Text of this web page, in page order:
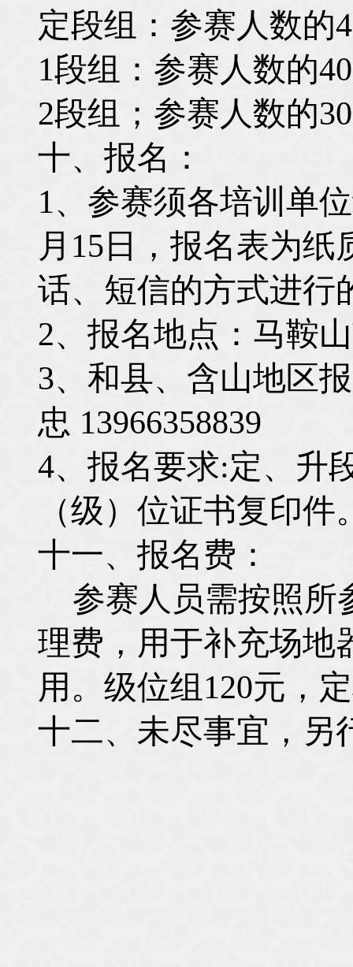
定段组：参赛人数的
1段组：参赛人数的
2段组；参赛人数的
十、报名：
1、参赛须各培训单
月 15 日，报名表为纸
话、短信的方式进行
2、报名地点：马鞍
3、和县、含山地区
忠 13966358839
4、报名要求:定、升
（级）位证书复印件
十一、报名费：
参赛人员需按照所
理费，用于补充场地
用。级位组 120元，
十二、未尽事宜，另